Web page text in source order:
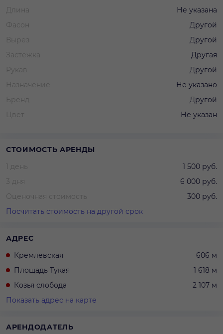
Длина
Не указана
Фасон
Другой
Вырез
Другой
Застежка
Другая
Рукав
Другой
Назначение
Не указано
Бренд
Другой
Цвет
Не указан
СТОИМОСТЬ АРЕНДЫ
1 день
1 500 руб.
3 дня
6 000 руб.
Оценочная стоимость
300 руб.
Посчитать стоимость на другой срок
АДРЕС
Кремлевская
606 м
Площадь Тукая
1 618 м
Козья слобода
2 107 м
Показать адрес на карте
АРЕНДОДАТЕЛЬ